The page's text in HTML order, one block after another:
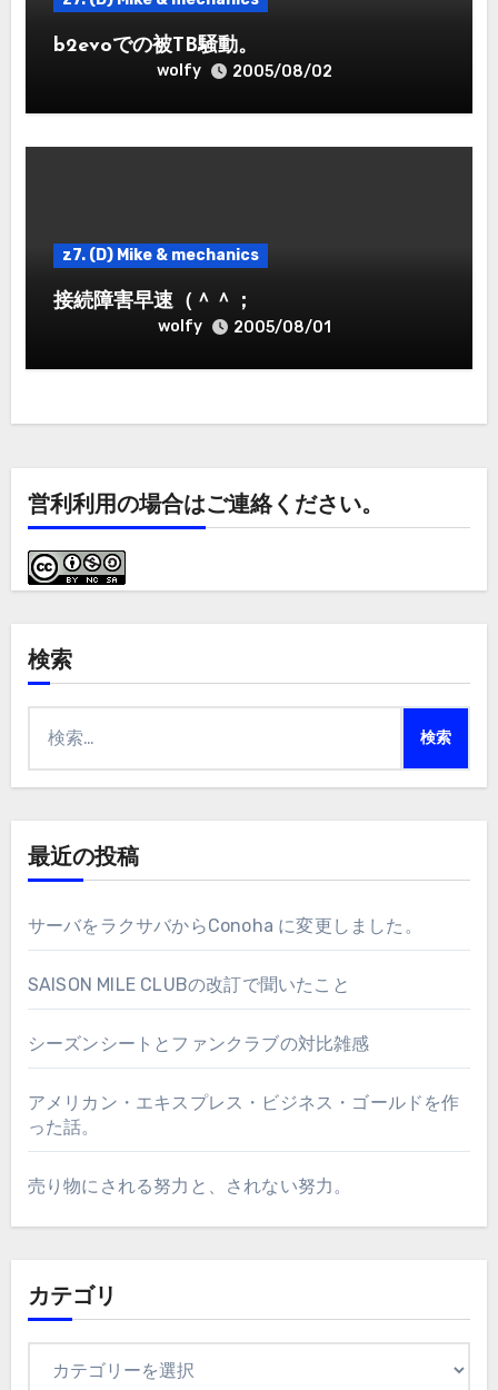
b2evoでの被TB騒動。
wolfy 2005/08/02
z7. (D) Mike & mechanics
接続障害早速（＾＾；
wolfy 2005/08/01
営利利用の場合はご連絡ください。
検索
最近の投稿
サーバをラクサバからConoha に変更しました。
SAISON MILE CLUBの改訂で聞いたこと
シーズンシートとファンクラブの対比雑感
アメリカン・エキスプレス・ビジネス・ゴールドを作
った話。
売り物にされる努力と、されない努力。
カテゴリ